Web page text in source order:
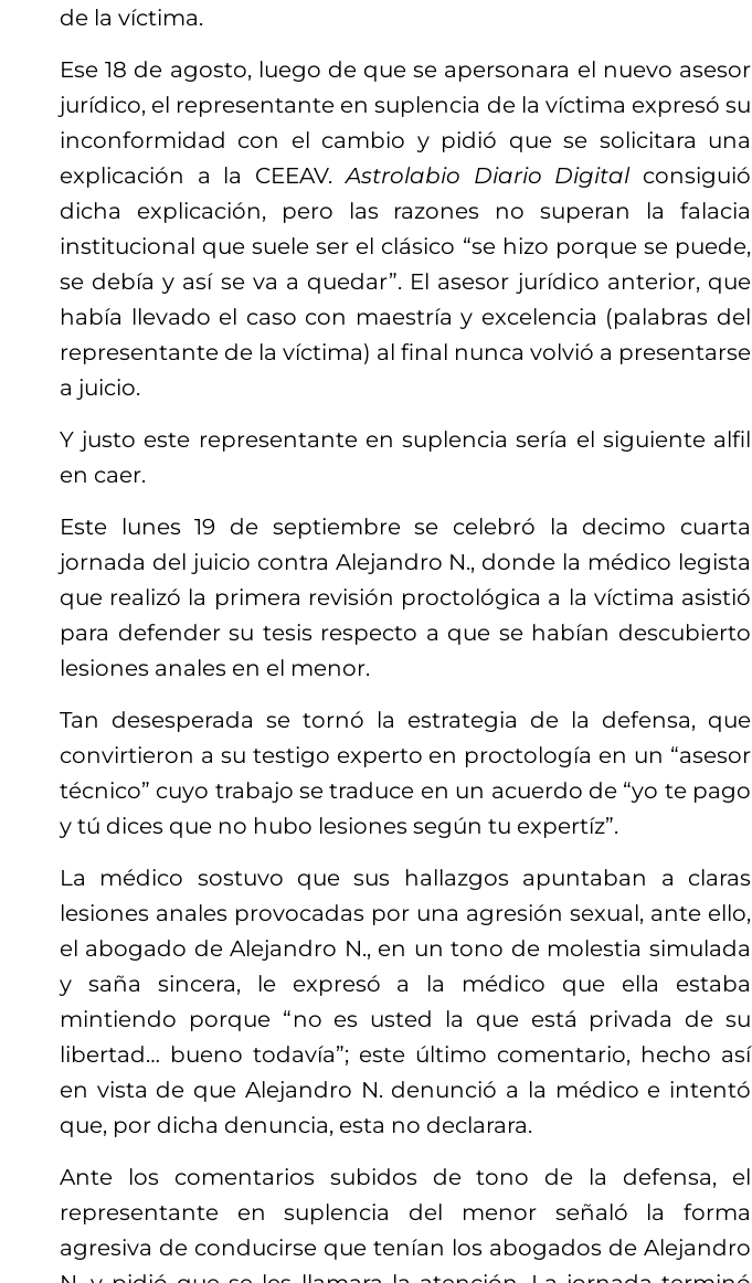
de la víctima.
Ese 18 de agosto, luego de que se apersonara el nuevo asesor
jurídico, el representante en suplencia de la víctima expresó su
inconformidad con el cambio y pidió que se solicitara una
explicación a la CEEAV. Astrolabio Diario Digital consiguió
dicha explicación, pero las razones no superan la falacia
institucional que suele ser el clásico “se hizo porque se puede,
se debía y así se va a quedar”. El asesor jurídico anterior, que
había llevado el caso con maestría y excelencia (palabras del
representante de la víctima) al final nunca volvió a presentarse
a juicio.
Y justo este representante en suplencia sería el siguiente alfil
en caer.
Este lunes 19 de septiembre se celebró la decimo cuarta
jornada del juicio contra Alejandro N., donde la médico legista
que realizó la primera revisión proctológica a la víctima asistió
para defender su tesis respecto a que se habían descubierto
lesiones anales en el menor.
Tan desesperada se tornó la estrategia de la defensa, que
convirtieron a su testigo experto en proctología en un “asesor
técnico” cuyo trabajo se traduce en un acuerdo de “yo te pago
y tú dices que no hubo lesiones según tu expertíz”.
La médico sostuvo que sus hallazgos apuntaban a claras
lesiones anales provocadas por una agresión sexual, ante ello,
el abogado de Alejandro N., en un tono de molestia simulada
y saña sincera, le expresó a la médico que ella estaba
mintiendo porque “no es usted la que está privada de su
libertad… bueno todavía”; este último comentario, hecho así
en vista de que Alejandro N. denunció a la médico e intentó
que, por dicha denuncia, esta no declarara.
Ante los comentarios subidos de tono de la defensa, el
representante en suplencia del menor señaló la forma
agresiva de conducirse que tenían los abogados de Alejandro